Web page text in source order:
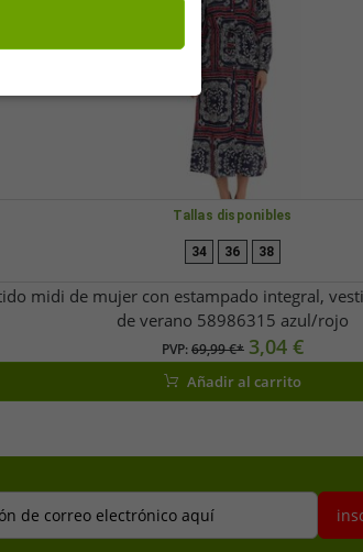
Tallas disponibles
34 36 38
midi de mujer con estampado integral,
de verano 58986315 azul/rojo
PVP:69,99 €* 3,04 €
Añadir al carrito
de correo electrónico aquí